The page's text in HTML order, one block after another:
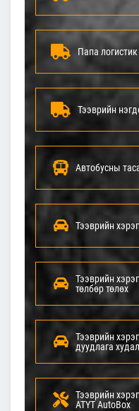
Папа логистик
Тээврийн
Автобусны
Тээврийн
Тээврийн
төлбөр төлөх
Тээврийн
дуудлага
Тээврийн
АТҮТ АutoBox